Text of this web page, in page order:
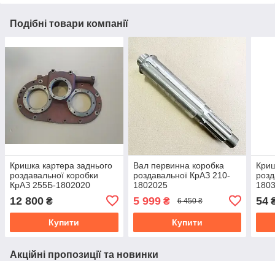
Подібні товари компанії
Кришка картера заднього
роздавальної коробки
КрАЗ 255Б-1802020
12 800 ₴
Купити
Вал первинна коробка
роздавальної КрАЗ 210-
1802025
5 999₴ 6 450 ₴
Купити
54
Акційні пропозиції та новинки